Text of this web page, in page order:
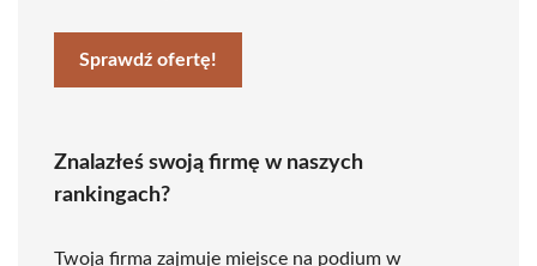
Sprawdź ofertę!
Znalazłeś swoją firmę w naszych
rankingach?
Twoja firma zajmuje miejsce na podium w